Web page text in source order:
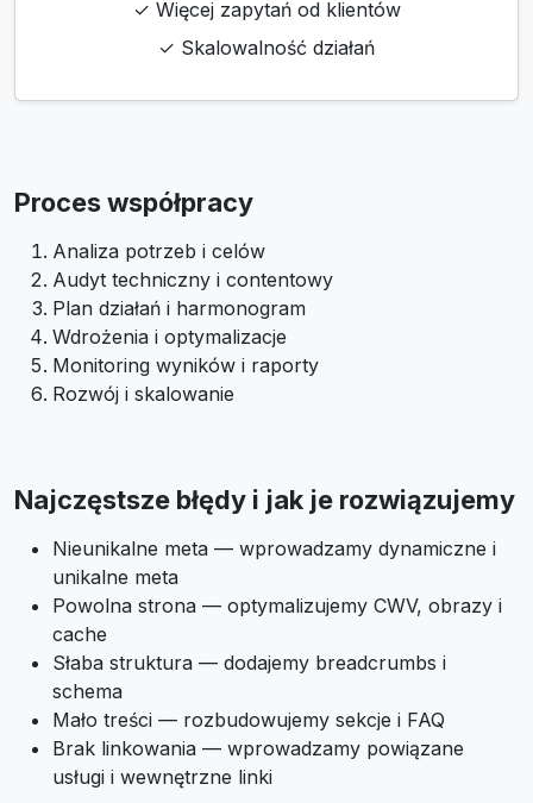
✓ Więcej zapytań od klientów
✓ Skalowalność działań
Proces współpracy
Analiza potrzeb i celów
Audyt techniczny i contentowy
Plan działań i harmonogram
Wdrożenia i optymalizacje
Monitoring wyników i raporty
Rozwój i skalowanie
Najczęstsze błędy i jak je rozwiązujemy
Nieunikalne meta — wprowadzamy dynamiczne i
unikalne meta
Powolna strona — optymalizujemy CWV, obrazy i
cache
Słaba struktura — dodajemy breadcrumbs i
schema
Mało treści — rozbudowujemy sekcje i FAQ
Brak linkowania — wprowadzamy powiązane
usługi i wewnętrzne linki